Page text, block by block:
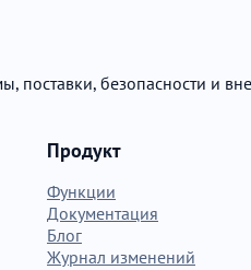
поставки, безопасности и
Продукт
Функции
Документация
Блог
Журнал изменений